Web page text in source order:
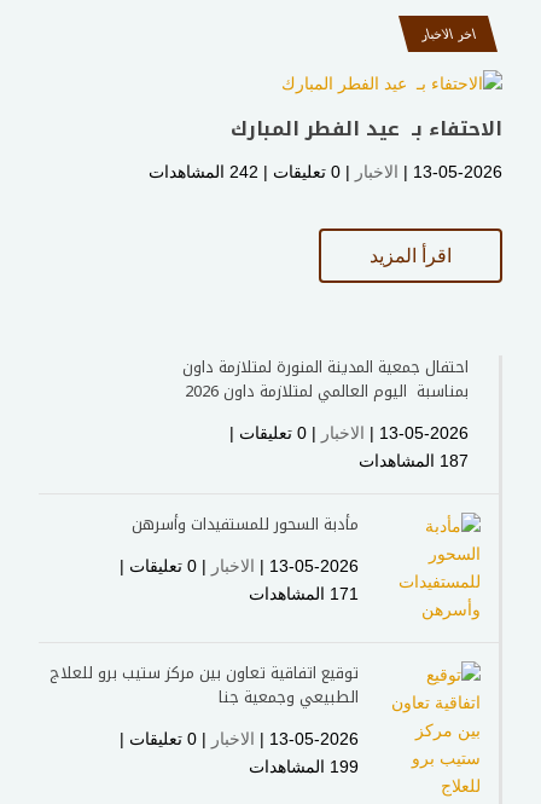
اخر الاخبار
الاحتفاء بـ عيد الفطر المبارك
13-05-2026 | الاخبار| ‏0 تعليقات | 242 المشاهدات
اقرأ المزيد
احتفال جمعية المدينة المنورة لمتلازمة داون
بمناسبة اليوم العالمي لمتلازمة داون 2026
13-05-2026 | الاخبار| ‏0 تعليقات |
187 المشاهدات
مأدبة السحور للمستفيدات وأسرهن
13-05-2026 | الاخبار| ‏0 تعليقات |
171 المشاهدات
توقيع اتفاقية تعاون بين مركز ستيب برو للعلاج
الطبيعي وجمعية جنا
13-05-2026 | الاخبار| ‏0 تعليقات |
199 المشاهدات